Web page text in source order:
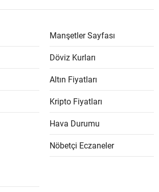
Manşetler Sayfası
Döviz Kurları
Altın Fiyatları
Kripto Fiyatları
Hava Durumu
Nöbetçi Eczaneler